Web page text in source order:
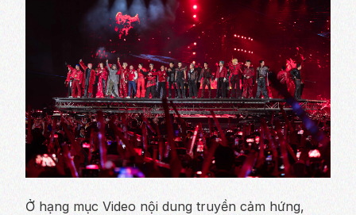
Ở hạng mục Video nội dung truyền cảm hứng,